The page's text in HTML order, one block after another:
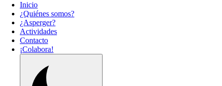
Inicio
¿Quiénes somos?
¿Asperger?
Actividades
Contacto
¡Colabora!